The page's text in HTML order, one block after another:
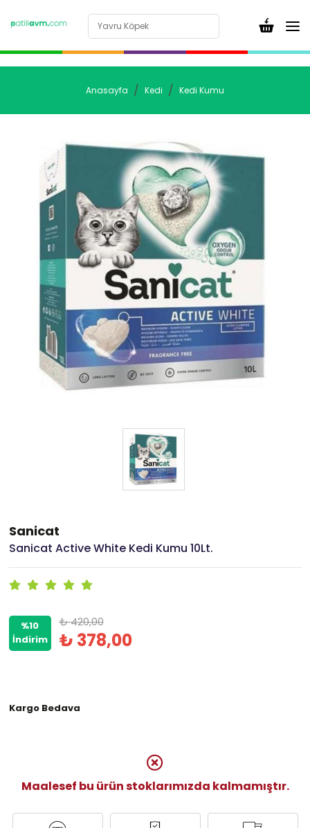
Anasayfa Kedi Kedi Kumu
Sanicat
Sanicat Active White Kedi Kumu 10Lt.
%10
İndirim
₺ 420,00
₺ 378,00
Kargo Bedava
Maalesef bu ürün stoklarımızda kalmamıştır.